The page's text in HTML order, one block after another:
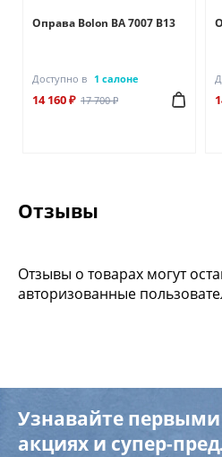
Оправа Bolon BA 7007 B13
Доступно в 1 салоне
14 160 ₽ 17 700 ₽
Отзывы
Отзывы о товарах могут
авторизованные
Узнавайте
акциях и супер-